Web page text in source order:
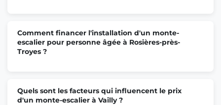
Comment financer l'installation d'un monte-
escalier pour personne âgée à Rosières-près-
Troyes ?
Quels sont les facteurs qui influencent le prix
d'un monte-escalier à Vailly ?